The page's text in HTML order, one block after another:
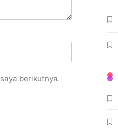
berikutnya.